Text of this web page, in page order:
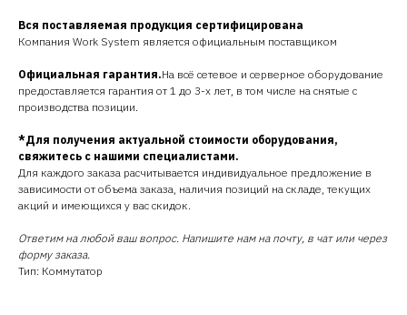
Вся поставляемая продукция сертифицирована
Компания Work System является официальным поставщиком
Официальная гарантия.На всё сетевое и серверное оборудование
предоставляется гарантия от 1 до 3-х лет, в том числе на снятые с
производства позиции.
*Для получения актуальной стоимости оборудования,
свяжитесь с нашими специалистами.
Для каждого заказа расчитывается индивидуальное предложение в
зависимости от объема заказа, наличия позиций на складе, текущих
акций и имеющихся у вас скидок.
Ответим на любой ваш вопрос. Напишите нам на почту, в чат или через
форму заказа.
Тип: Коммутатор